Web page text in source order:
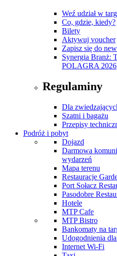
Weź udział w
Co, gdzie, kiedy?
Bilety
Aktywuj voucher
Zapisz się do
Synergia Branż:
POLAGRA 2026
Regulaminy
Dla
Szatni i bagażu
Przepisy
Podróż i pobyt
Dojazd
Darmowa
wydarzeń
Mapa terenu
Restauracje
Port Sołacz
Pasodobre
Hotele
MTP Cafe
MTP Bistro
Bankomaty na
Udogodnienia
Internet Wi-Fi